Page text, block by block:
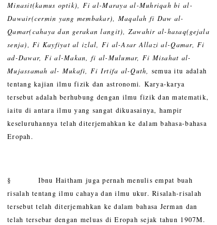
Minasit(kamus optik), Fi al-Maraya al-Muhriqah bi al-
Dawair(cermin yang membakar), Maqalah fi Daw al-
Qamar(cahaya dan gerakan langit), Zawahir al-hasaq(gejala
senja), Fi Kayfiyat al izlal, Fi al-Asar Allazi al-Qamar, Fi
ad-Dawar, Fi al-Makan, fi al-Mulumar, Fi Misahat al-
Mujassamah al- Mukafi, Fi Irtifa al-Quth, semua itu adalah
tentang kajian ilmu fizik dan astronomi. Karya-karya
tersebut adalah berhubung dengan ilmu fizik dan matematik,
iaitu di antara ilmu yang sangat dikuasainya, hampir
keseluruhannya telah diterjemahkan ke dalam bahasa-bahasa
Eropah.
§ Ibnu Haitham juga pernah menulis empat buah
risalah tentang ilmu cahaya dan ilmu ukur. Risalah-risalah
tersebut telah diterjemahkan ke dalam bahasa Jerman dan
telah tersebar dengan meluas di Eropah sejak tahun 1907M.